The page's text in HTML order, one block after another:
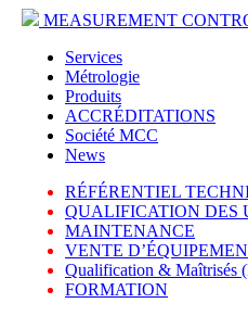
MEASUREMENT
Services
Métrologie
Produits
ACCRÉDITATIONS
Société MCC
News
RÉFÉRENTIEL
QUALIFICATION DES
MAINTENANCE
VENTE
Qualification & Maîtrisés
FORMATION